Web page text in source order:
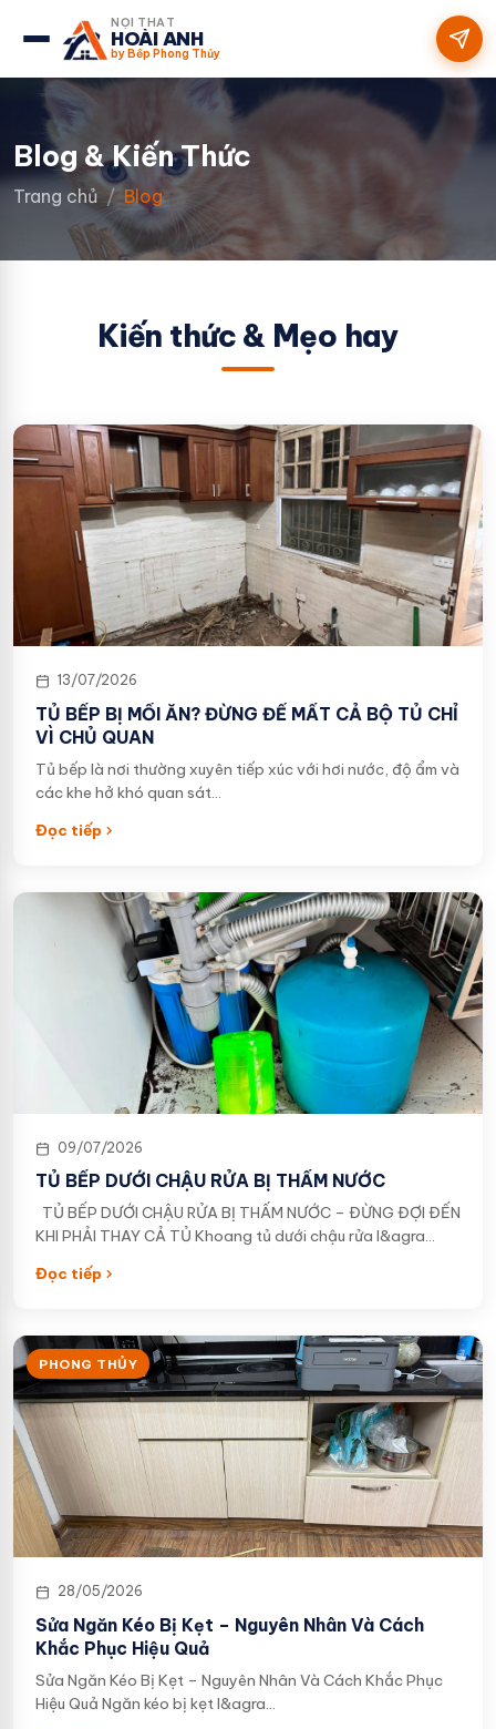
NỘI THẤT
HOÀI ANH
by Bếp Phong Thủy
Blog & Kiến Thức
Trang chủ Blog
Kiến thức & Mẹo hay
13/07/2026
TỦ BẾP BỊ MỐI ĂN? ĐỪNG ĐỂ MẤT CẢ BỘ TỦ CHỈ
VÌ CHỦ QUAN
Tủ bếp là nơi thường xuyên tiếp xúc với hơi nước, độ ẩm và
các khe hở khó quan sát…
Đọc tiếp
09/07/2026
TỦ BẾP DƯỚI CHẬU RỬA BỊ THẤM NƯỚC
KHI PHẢI THAY CẢ TỦ Khoang tủ dưới chậu rửa l&agra…
Đọc tiếp
PHONG THỦY
28/05/2026
Sửa Ngăn Kéo Bị Kẹt – Nguyên Nhân Và Cách
Khắc Phục Hiệu Quả
Sửa Ngăn Kéo Bị Kẹt – Nguyên Nhân Và Cách Khắc Phục
Hiệu Quả Ngăn kéo bị kẹt l&agra…